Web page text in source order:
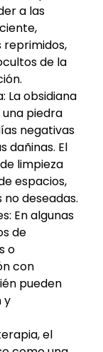
a las
de la
La obsidiana
piedra
negativas
dañinas. El
limpieza
espacios,
deseadas.
En algunas
de
o
con
pueden
y
el